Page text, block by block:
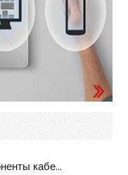
CNC Tech отечественные компоненты кабельной арматуры оценка и руководство по производственному внедрению